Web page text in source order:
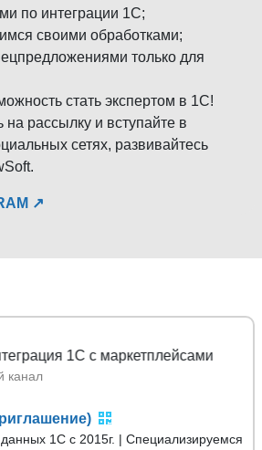
по интеграции 1С;
своими обработками;
только для
стать экспертом в 1С!
рассылку и вступайте в
сетях, развивайтесь
↗
с маркетплейсами
канал
1С с 2015г. | Специализируемся